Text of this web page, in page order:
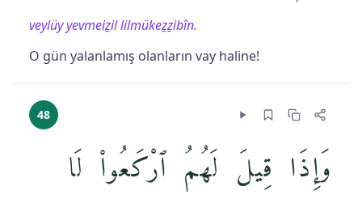
veylüy yevmeiẕil lilmükeẕẕibîn.
O gün yalanlamış olanların vay haline!
48
وَإِذَا قِيلَ لَهُمُ ٱرْكَعُوا۟ لَا